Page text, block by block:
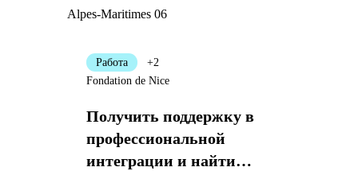
Alpes-Maritimes 06
Получить поддержку в
профессиональной
интеграции и найти
Работа
+2
Fondation de Nice